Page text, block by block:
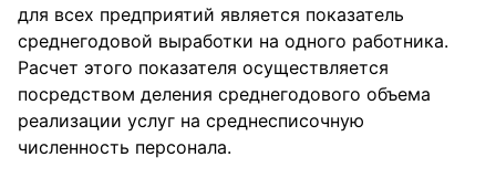
для всех предприятий является показатель
среднегодовой выработки на одного работника.
Расчет этого показателя осуществляется
посредством деления среднегодового объема
реализации услуг на среднесписочную
численность персонала.